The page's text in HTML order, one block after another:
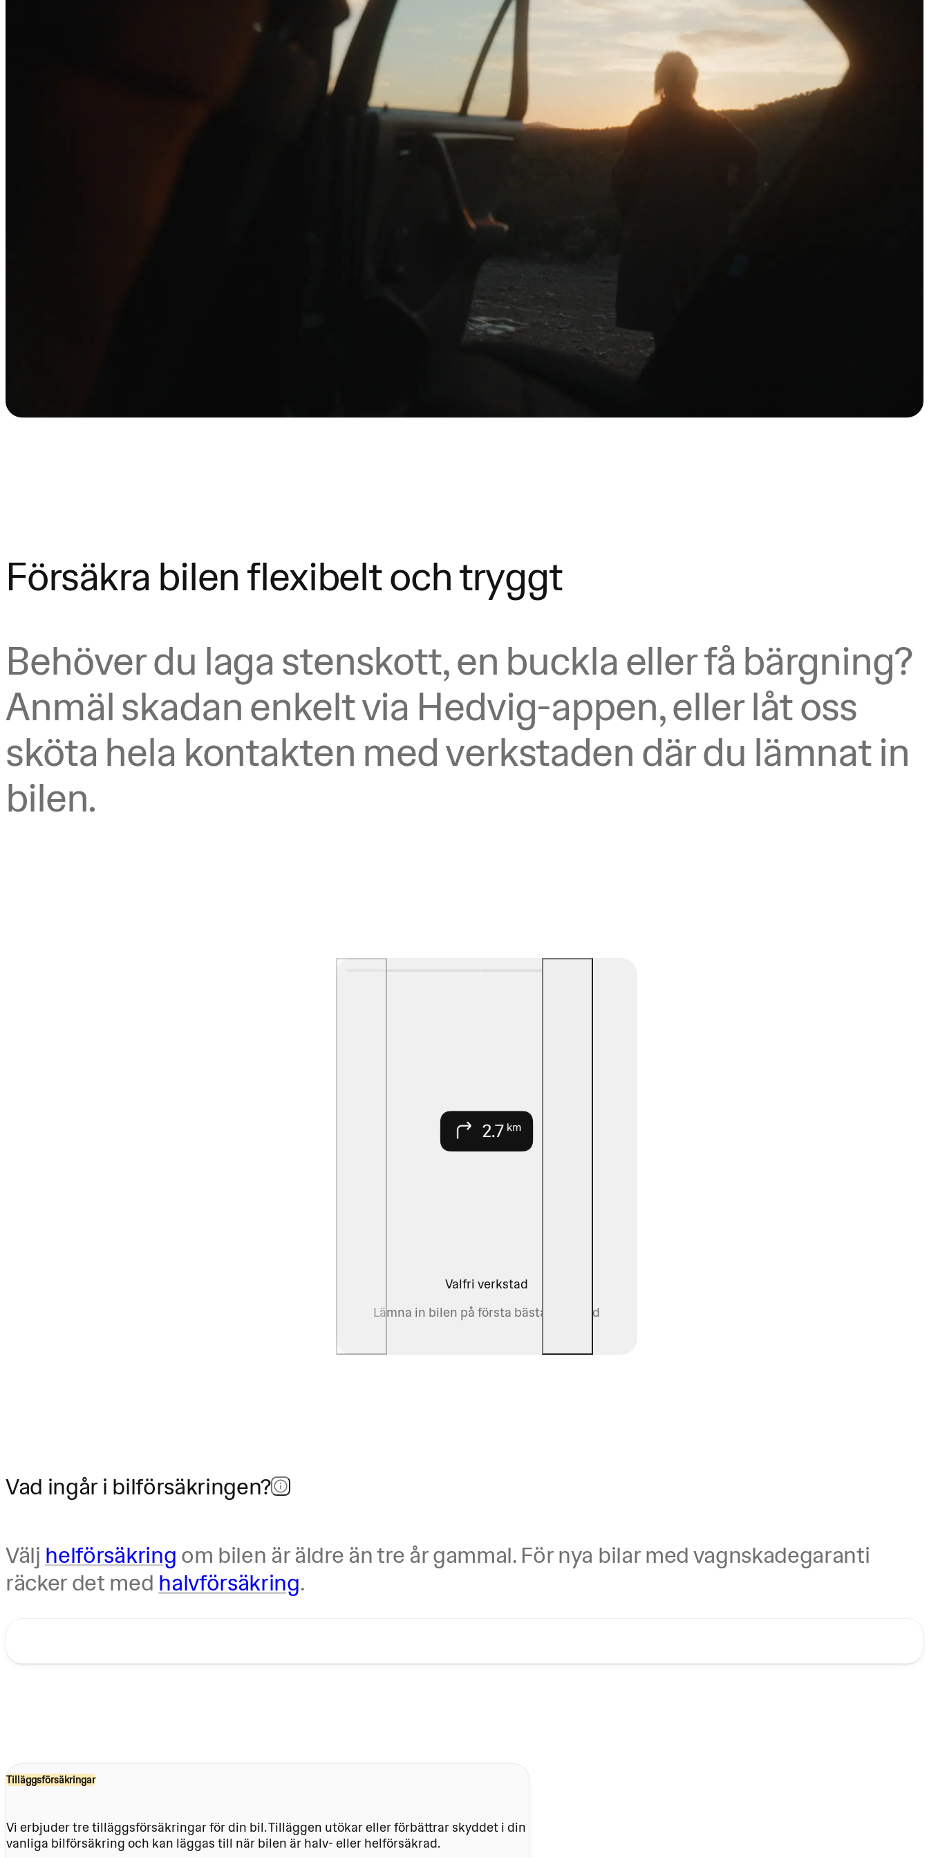
Försäkra bilen flexibelt och tryggt
Behöver du laga stenskott, en buckla eller få bärgning?
Anmäl skadan enkelt via Hedvig-appen, eller låt oss
sköta hela kontakten med verkstaden där du lämnat in
bilen.
Valfri verkstad
Lämna in bilen på första bästa verkstad
Vad ingår i bilförsäkringen?
Välj helförsäkring om bilen är äldre än tre år gammal. För nya bilar med vagnskadegaranti
räcker det med halvförsäkring.
Tilläggsförsäkringar
Vi erbjuder tre tilläggsförsäkringar för din bil. Tilläggen utökar eller förbättrar skyddet i din
vanliga bilförsäkring och kan läggas till när bilen är halv- eller helförsäkrad.